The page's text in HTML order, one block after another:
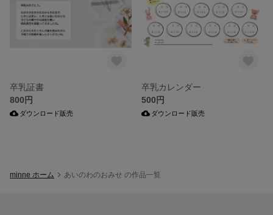
卒乳証書
800円
ダウンロード販売
卒乳カレンダー
500円
ダウンロード販売
minne ホーム あいのわのおみせ の作品一覧